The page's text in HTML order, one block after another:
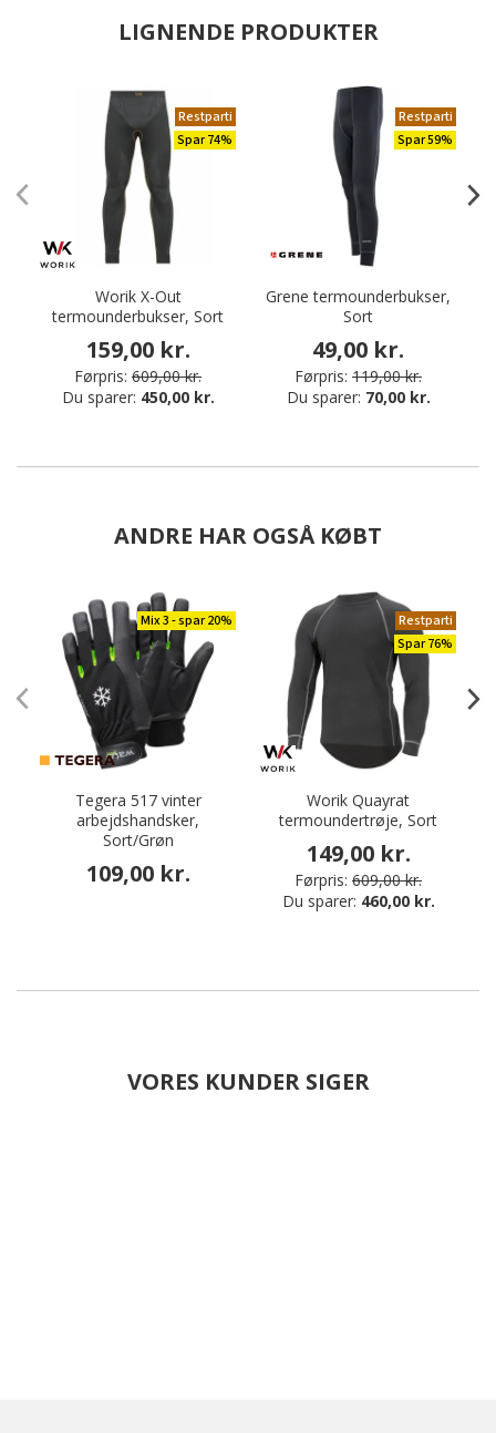
LIGNENDE PRODUKTER
Restparti
Spar 74%
Worik X-Out
termounderbukser, Sort
159,00 kr.
Førpris: 609,00 kr.
Du sparer: 450,00 kr.
Restparti
Spar 59%
Grene termounderbukser,
Sort
49,00 kr.
Førpris: 119,00 kr.
Du sparer: 70,00 kr.
ANDRE HAR OGSÅ KØBT
Mix 3 - spar 20%
Tegera 517 vinter
arbejdshandsker,
Sort/Grøn
109,00 kr.
Restparti
Spar 76%
Worik Quayrat
termoundertrøje, Sort
149,00 kr.
Førpris: 609,00 kr.
Du sparer: 460,00 kr.
VORES KUNDER SIGER